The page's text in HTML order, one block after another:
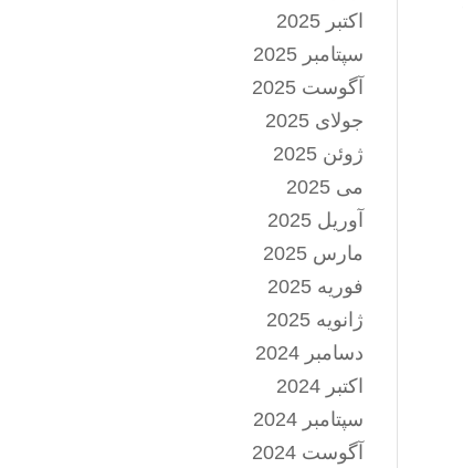
اکتبر 2025
سپتامبر 2025
آگوست 2025
جولای 2025
ژوئن 2025
می 2025
آوریل 2025
مارس 2025
فوریه 2025
ژانویه 2025
دسامبر 2024
اکتبر 2024
سپتامبر 2024
آگوست 2024